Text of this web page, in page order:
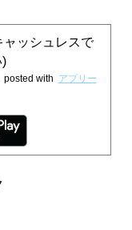
ャッシュレスで
posted with アプリー